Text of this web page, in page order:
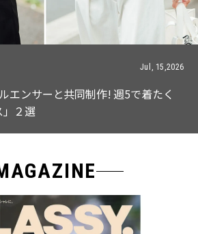
Jul, 15,2026
エンサーと共同制作! 週5で着たく
２選